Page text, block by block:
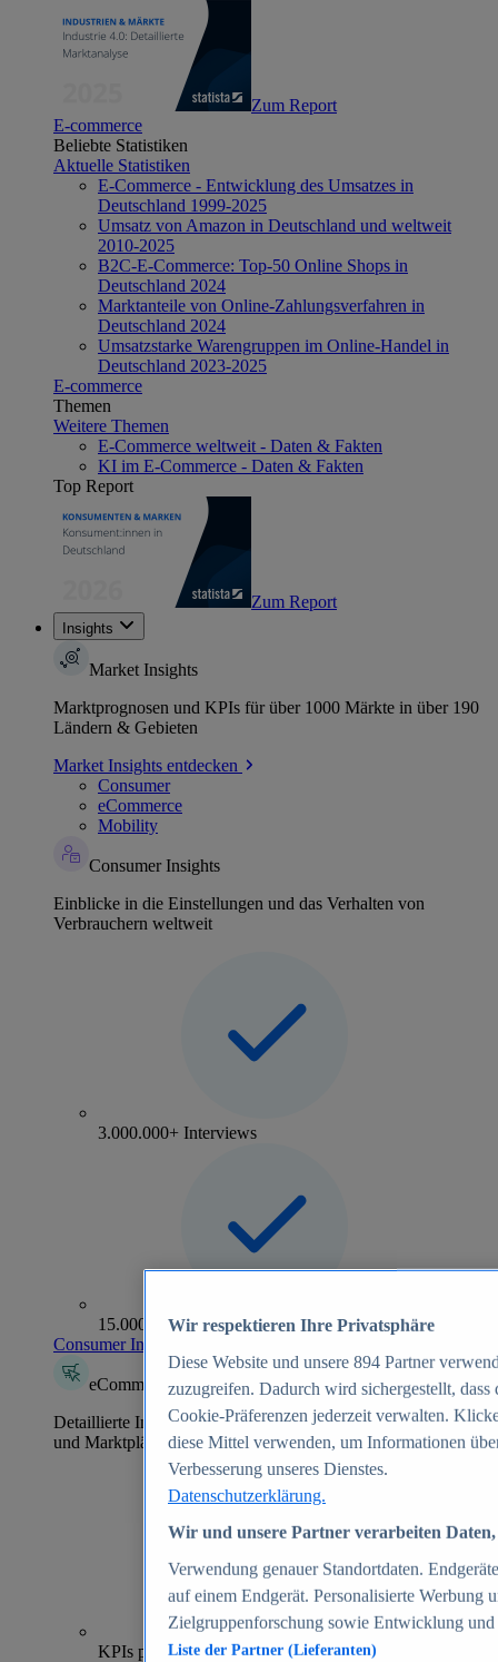
Zum Report
E-commerce
Beliebte Statistiken
Aktuelle Statistiken
E-Commerce - Entwicklung des Umsatzes in
Deutschland 1999-2025
Umsatz von Amazon in Deutschland und weltweit
2010-2025
B2C-E-Commerce: Top-50 Online Shops in
Deutschland 2024
Marktanteile von Online-Zahlungsverfahren in
Deutschland 2024
Umsatzstarke Warengruppen im Online-Handel in
Deutschland 2023-2025
E-commerce
Themen
Weitere Themen
E-Commerce weltweit - Daten & Fakten
KI im E-Commerce - Daten & Fakten
Top Report
Zum Report
Insights
Market Insights
Marktprognosen und KPIs für über 1000 Märkte in über 190
Ländern & Gebieten
Market Insights entdecken
Consumer
eCommerce
Mobility
Consumer Insights
Einblicke in die Einstellungen und das Verhalten von
Verbrauchern weltweit
3.000.000+ Interviews
15.000+ Marken
Consumer Insights entdecken
eCommerce Insights
Detaillierte Informationen zu mehr als 39.000 Online-Shops
und Marktplätzen
70+
KPIs pro Shop
Wir respektieren Ihre Privatsphäre
Diese Website und unsere 894 Partner
zuzugreifen. Dadurch wird sichergestellt,
Cookie-Präferenzen jederzeit verwalten.
diese Mittel verwenden, um Informationen
Verbesserung unseres Dienstes.
Datenschutzerklärung.
Wir und unsere Partner verarbeiten
Verwendung genauer Standortdaten.
auf einem Endgerät. Personalisierte Werbung
Zielgruppenforschung sowie Entwicklung
Liste der Partner (Lieferanten)